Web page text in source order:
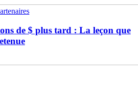
de $ plus tard : La leçon que